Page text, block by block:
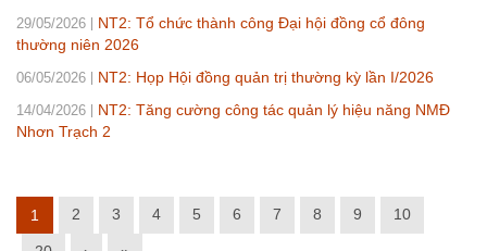
29/05/2026
NT2: Tổ chức thành công Đại hội đồng cổ đông
thường niên 2026
06/05/2026 NT2: Họp Hội đồng quản trị thường kỳ lần I/2026
14/04/2026
NT2: Tăng cường công tác quản lý hiệu năng NMĐ
Nhơn Trạch 2
1 2 3 4 5 6 7 8 9 10